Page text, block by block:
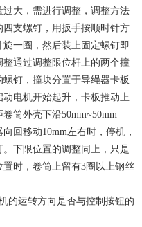
大，需进行调整，调整方法
支螺钉，用扳手按顺时针方
一圈，然后装上固定螺钉即
通过调整限位杆上的两个撞
钉，撞块分置于导绳器卡板
电机开始起升，卡板推动上
筒外壳下沿50mm~50mm
回移动10mm左右时，停机，
下限位置的调整同上，只是
时，卷筒上留有3圈以上钢丝
的运转方向是否与控制按钮的